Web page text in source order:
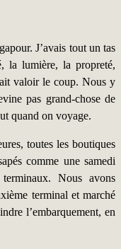
J’avais tout un tas
la lumière, la propreté,
valoir le coup. Nous y
pas grand-chose de
quand on voyage.
toutes les boutiques
comme une samedi
Nous avons
terminal et marché
l’embarquement, en